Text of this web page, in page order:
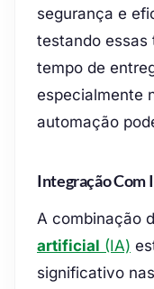
segurança e
testando essas
tempo de
especialmente
automação
Integração
A combinação
artificial (IA)
significativo